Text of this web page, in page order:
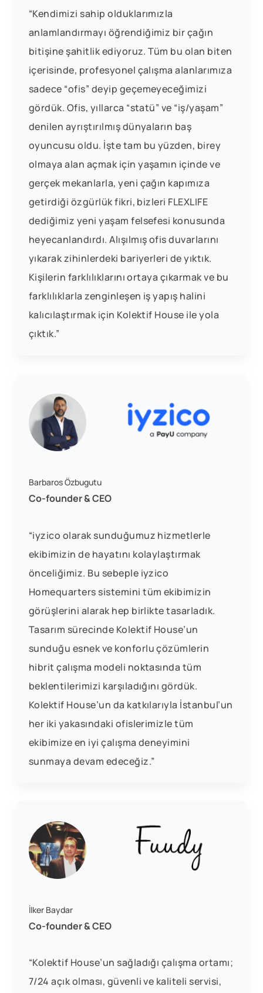
“Kendimizi sahip olduklarımızla
anlamlandırmayı öğrendiğimiz bir çağın
bitişine şahitlik ediyoruz. Tüm bu olan biten
içerisinde, profesyonel çalışma alanlarımıza
sadece “ofis” deyip geçemeyeceğimizi
gördük. Ofis, yıllarca “statü” ve “iş/yaşam”
denilen ayrıştırılmış dünyaların baş
oyuncusu oldu. İşte tam bu yüzden, birey
olmaya alan açmak için yaşamın içinde ve
gerçek mekanlarla, yeni çağın kapımıza
getirdiği özgürlük fikri, bizleri FLEXLIFE
dediğimiz yeni yaşam felsefesi konusunda
heyecanlandırdı. Alışılmış ofis duvarlarını
yıkarak zihinlerdeki bariyerleri de yıktık.
Kişilerin farklılıklarını ortaya çıkarmak ve bu
farklılıklarla zenginleşen iş yapış halini
kalıcılaştırmak için Kolektif House ile yola
çıktık.”
Barbaros Özbugutu
Co-founder & CEO
“iyzico olarak sunduğumuz hizmetlerle
ekibimizin de hayatını kolaylaştırmak
önceliğimiz. Bu sebeple iyzico
Homequarters sistemini tüm ekibimizin
görüşlerini alarak hep birlikte tasarladık.
Tasarım sürecinde Kolektif House’un
sunduğu esnek ve konforlu çözümlerin
hibrit çalışma modeli noktasında tüm
beklentilerimizi karşıladığını gördük.
Kolektif House’un da katkılarıyla İstanbul’un
her iki yakasındaki ofislerimizle tüm
ekibimize en iyi çalışma deneyimini
sunmaya devam edeceğiz.”
İlker Baydar
Co-founder & CEO
“Kolektif House’un sağladığı çalışma ortamı;
7/24 açık olması, güvenli ve kaliteli servisi,